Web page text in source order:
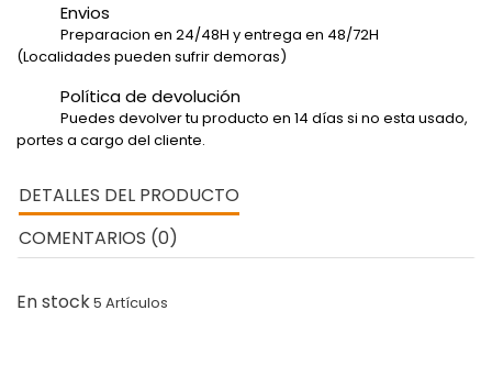
Envios
Preparacion en 24/48H y entrega en 48/72H
(Localidades pueden sufrir demoras)
Política de devolución
Puedes devolver tu producto en 14 días si no esta usado,
portes a cargo del cliente.
DETALLES DEL PRODUCTO
COMENTARIOS (0)
En stock5 Artículos